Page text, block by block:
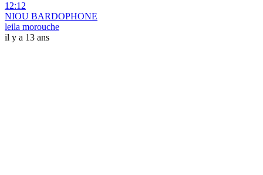
12:12
NIOU BARDOPHONE
leila morouche
il y a 13 ans